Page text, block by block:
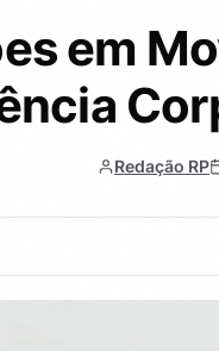
em
Redação RP